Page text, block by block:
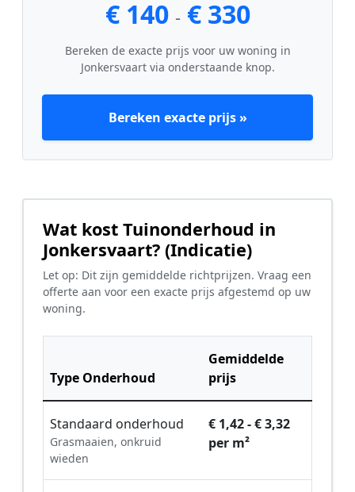
€ 140 - € 330
Bereken de exacte prijs voor uw woning in
Jonkersvaart via onderstaande knop.
Bereken exacte prijs »
Wat kost Tuinonderhoud in
Jonkersvaart? (Indicatie)
Let op: Dit zijn gemiddelde richtprijzen. Vraag een
offerte aan voor een exacte prijs afgestemd op uw
woning.
Type Onderhoud
Gemiddelde
prijs
Standaard onderhoud
Grasmaaien, onkruid
wieden
€ 1,42 - € 3,32
per m²